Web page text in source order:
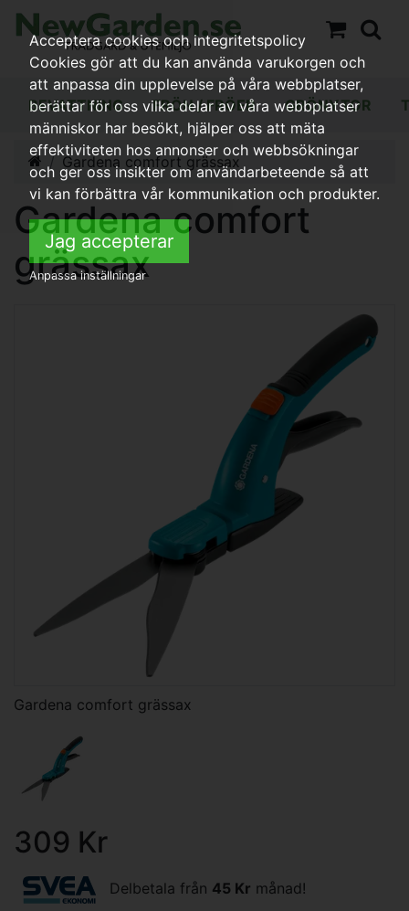
BEVATTNING FRÖN / FRÖER GRÖNYTOR
Gardena comfort grässax
Gardena comfort
grässax
Gardena comfort grässax
309 Kr
Delbetala från 45 Kr månad!
Acceptera cookies och integritetspolicy
Cookies gör att du kan använda varukorgen och
att anpassa din upplevelse på våra webbplatser,
berättar för oss vilka delar av våra webbplatser
människor har besökt, hjälper oss att mäta
effektiviteten hos annonser och webbsökningar
och ger oss insikter om användarbeteende så att
vi kan förbättra vår kommunikation och produkter.
Jag accepterar
Anpassa inställningar